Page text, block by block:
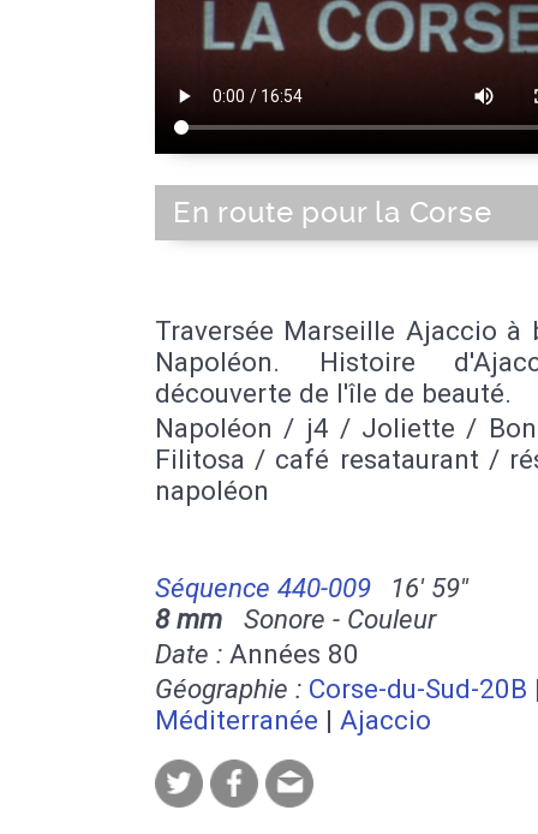
En route pour la Corse
Traversée Marseille Ajaccio à
Napoléon. Histoire
découverte de l'île de beauté.
Napoléon / j4 / Joliette /
Filitosa / café resataurant /
napoléon
Séquence 440-009
16' 59''
8 mm Sonore - Couleur
Date : Années 80
Géographie : Corse-du-Sud-20B
Méditerranée | Ajaccio